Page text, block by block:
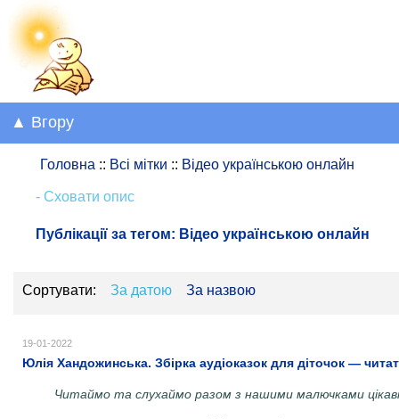
▲ Вгору
Головна :: Всі мітки :: Відео українською онлайн
- Сховати опис
Публікації за тегом: Відео українською онлайн
Сортувати: За датою За назвою
19-01-2022
Юлія Хандожинська. Збірка аудіоказок для діточок —
Читаймо та слухаймо разом з нашими малючками цікаві